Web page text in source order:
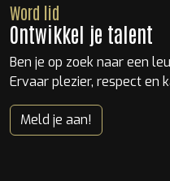
Word lid
Ontwikkel je talent
Ben je op zoek naar een
Ervaar plezier, respect en
Meld je aan!